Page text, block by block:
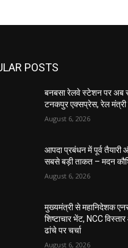
POSTS
बनबसा रेलवे स्टेशन पर अब
टनकपुर एक्सप्रेस, रेल मंत्री
August 6, 2026
आपदा प्रबंधन में पूर्व तैयारी
सबसे बड़ी ताकत – मदन
August 6, 2026
मुख्यमंत्री से महानिदेशक
शिष्टाचार भेंट, NCC
ढांचे पर चर्चा
August 6, 2026